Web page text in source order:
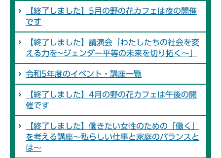
【終了しました】5月の野の花カフェは夜の開催
です
【終了しました】講演会「わたしたちの社会を変
える力を~ジェンダー平等の未来を切り拓く～」
令和5年度のイベント・講座一覧
【終了しました】4月の野の花カフェは午後の開
催です
【終了しました】働きたい女性のための「働く」
を考える講座～私らしい仕事と家庭のバランスと
は～